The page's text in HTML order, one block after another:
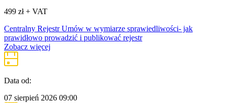
499 zł + VAT
Centralny Rejestr Umów w wymiarze sprawiedliwości- jak
prawidłowo prowadzić i publikować rejestr
Zobacz więcej
Data od:
07 sierpień 2026 09:00